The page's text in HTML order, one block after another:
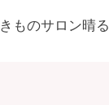
きものサロン晴る